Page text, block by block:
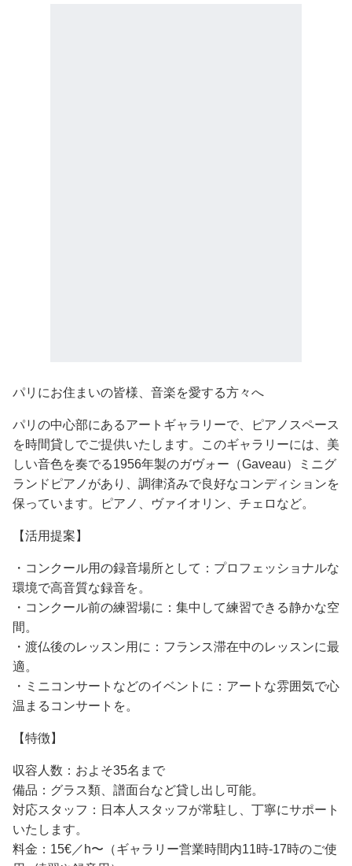
パリにお住まいの皆様、音楽を愛する方々へ
パリの中心部にあるアートギャラリーで、ピアノスペース
を時間貸しでご提供いたします。このギャラリーには、美
しい音色を奏でる1956年製のガヴォー（Gaveau）ミニグ
ランドピアノがあり、調律済みで良好なコンディションを
保っています。ピアノ、ヴァイオリン、チェロなど。
【活用提案】
・コンクール用の録音場所として：プロフェッショナルな
環境で高音質な録音を。
・コンクール前の練習場に：集中して練習できる静かな空
間。
・渡仏後のレッスン用に：フランス滞在中のレッスンに最
適。
・ミニコンサートなどのイベントに：アートな雰囲気で心
温まるコンサートを。
【特徴】
収容人数：およそ35名まで
備品：グラス類、譜面台など貸し出し可能。
対応スタッフ：日本人スタッフが常駐し、丁寧にサポート
いたします。
料金：15€／h〜（ギャラリー営業時間内11時-17時のご使